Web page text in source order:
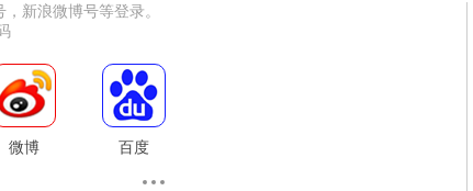
新浪微博号等登录。
微博 百度